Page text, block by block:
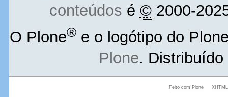
conteúdos é ©2000-
O Plone® e o logótipo do
Plone.
Feito com Plone